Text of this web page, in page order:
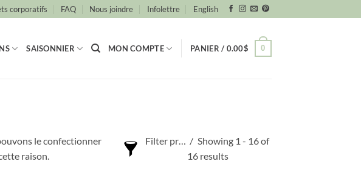
corporatifs FAQ Nous joindre Infolettre English
SAISONNIER MON COMPTE PANIER / 0.00$ 0
le confectionner
raison.
Filter products
Showing 1 - 16 of
16 results